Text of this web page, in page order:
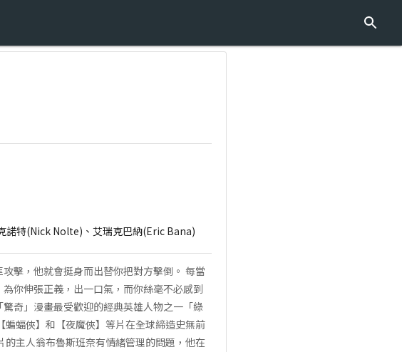
特(Nick Nolte)、艾瑞克巴納(Eric Bana)
擊，他就會挺身而出替你把對方擊倒。 每當
你伸張正義，出一口氣，而你絲毫不必感到
奇」漫畫最受歡迎的經典英雄人物之一「綠
蝠俠】和【夜魔俠】等片在全球締造史無前
主人翁布魯斯班奈有情緒管理的問題，他在